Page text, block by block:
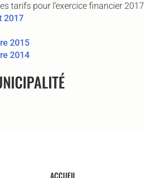
tarifs pour l’exercice financier
2017
2015
2014